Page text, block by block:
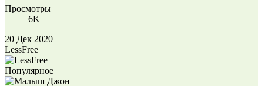
Просмотры
6K
20 Дек 2020
LessFree
Популярное